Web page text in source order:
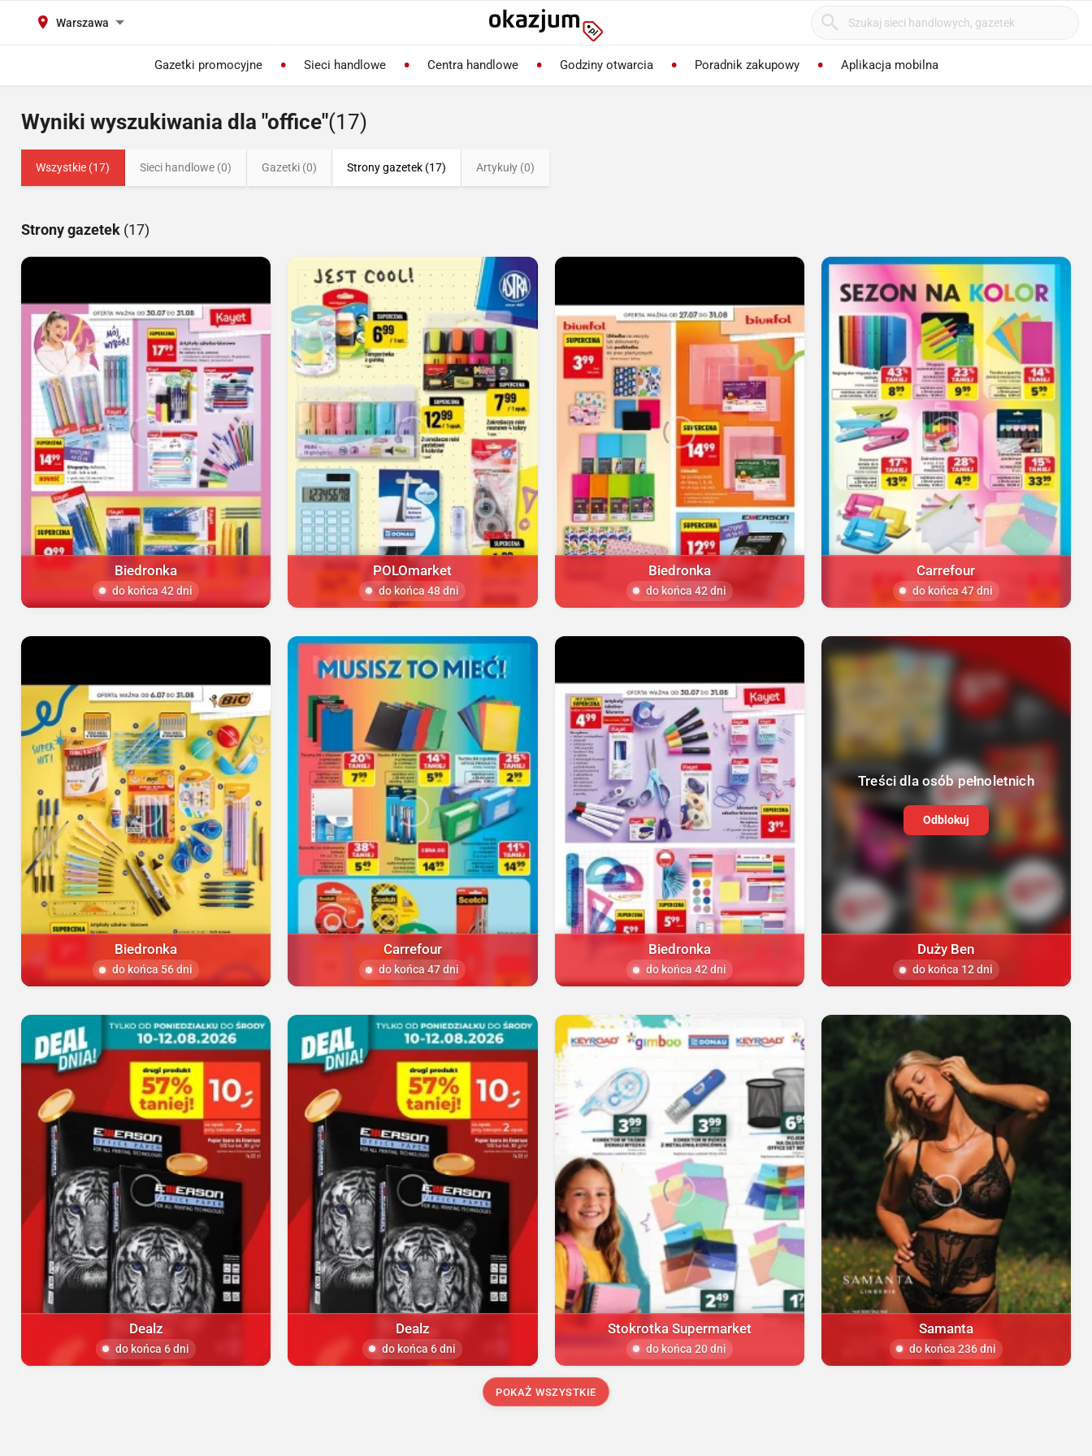
Warszawa
Gazetki promocyjne Sieci handlowe Centra handlowe Godziny otwarcia Poradnik zakupowy Aplikacja mobilna
Wyniki wyszukiwania dla "office"(17)
Wszystkie (17) Sieci handlowe (0) Gazetki (0) Strony gazetek (17) Artykuły (0)
Strony gazetek (17)
Biedronka
do końca 42 dni
POLOmarket
do końca 48 dni
Biedronka
do końca 42 dni
Carrefour
do końca 47 dni
Biedronka
do końca 56 dni
Carrefour
do końca 47 dni
Biedronka
do końca 42 dni
Treści dla osób pełnoletnich
Odblokuj
Duży Ben
do końca 12 dni
Dealz
do końca 6 dni
Dealz
do końca 6 dni
Stokrotka Supermarket
do końca 20 dni
Samanta
do końca 236 dni
POKAŻ WSZYSTKIE